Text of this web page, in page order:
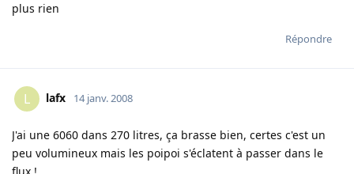
plus rien
Répondre
L lafx 14 janv. 2008
J'ai une 6060 dans 270 litres, ça brasse bien, certes c'est un
peu volumineux mais les poipoi s'éclatent à passer dans le